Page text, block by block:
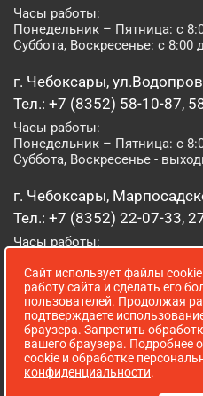
Часы работы:
Понедельник – Пятница: с
Суббота, Воскресенье: с 8:00
г. Чебоксары,
Тел.: +7 (8352) 58-10-87,
Часы работы:
Понедельник – Пятница: с
Суббота, Воскресенье -
г. Чебоксары,
Тел.: +7 (8352) 22-07-33,
Часы работы:
Суббота, Воскресенье: с 8:00
г. Йошкар-Ола, ул.
Тел.: (8362) 41-07-31
Часы работы:
Понедельник – Пятница: с
Сайт использует файлы
работу сайта и сделать его
пользователей. Продолжая
подтверждаете
браузера. Запретить
вашего браузера. Подробнее
cookie и обработке
конфиденциальности.